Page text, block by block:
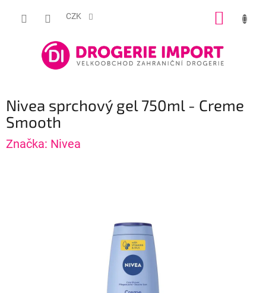
CZK
Nivea sprchový gel 750ml - Creme
Smooth
Značka: Nivea